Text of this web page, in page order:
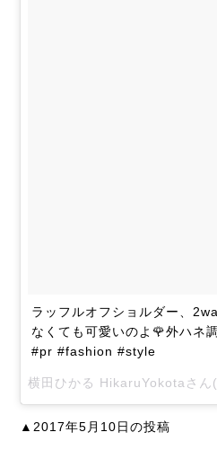
ラッフルオフショルダー、
なくても可愛いのよ🌹外ハネ
#pr #fashion #style
▲2017年5月10日の投稿